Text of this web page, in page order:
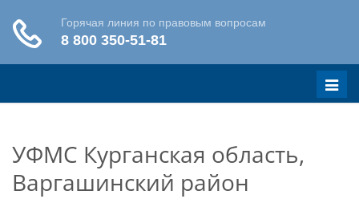
Меню
УФМС Курганская область,
Варгашинский район